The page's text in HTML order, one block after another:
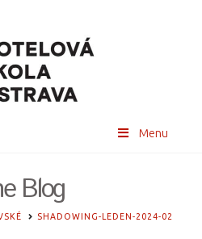
Menu
Blog
SHADOWING-LEDEN-2024-02